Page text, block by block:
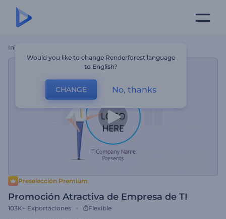
Inicio
Preselección Premium
Promoción Atractiva de Empresa de TI
103K+ Exportaciones Flexible
Would you like to change Renderforest language
to English?
CHANGE No, thanks